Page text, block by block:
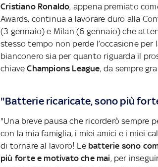
Cristiano Ronaldo, appena premiato
Awards, continua a lavorare duro alla
(3 gennaio) e Milan (6 gennaio) che
stesso tempo non perde l’occasione
bianconero sia per quanto riguarda il
chiaveChampions League, da sempre
"Batterie ricaricate, sono più
"Una breve pausa che ricorderò sempre
con la mia famiglia, i miei amici e i miei
di tornare al lavoro! Le batterie sono
più forte e motivato che mai, per